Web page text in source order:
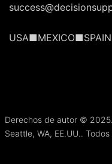
Derechos de autor ©
Seattle, WA, EE.UU..